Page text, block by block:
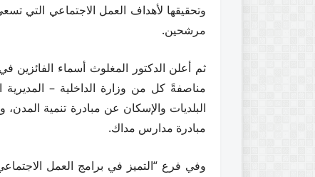
مرشحين.
ثم أعلن الدكتور المغلوث أسماء الفائزين
مناصفةً كل من وزارة الداخلية –
البلديات والإسكان عن مبادرة تنمية
مبادرة مدارس مداك.
وفي فرع “التميز في برامج العمل